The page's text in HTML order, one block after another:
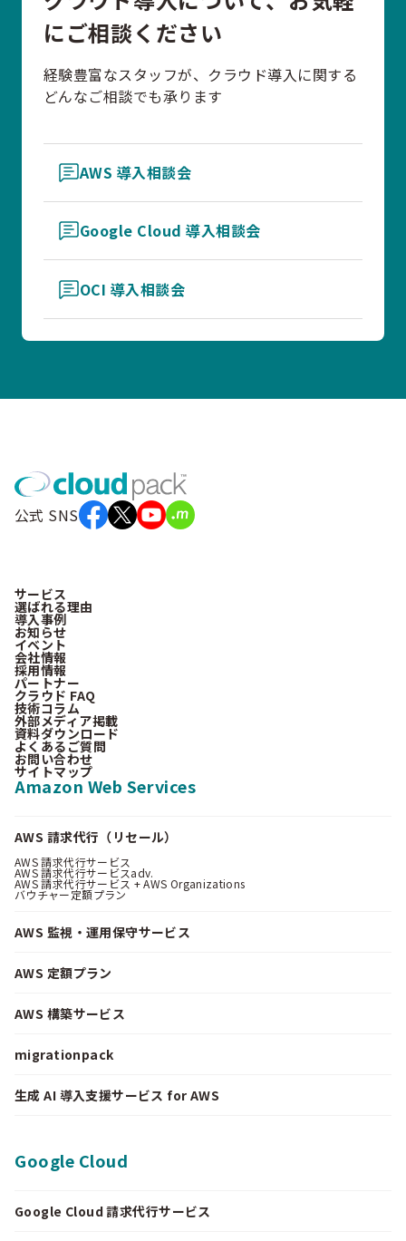
にご相談ください
経験豊富なスタッフが、クラウド導入に関する
どんなご相談でも承ります
AWS 導入相談会
Google Cloud 導入相談会
OCI 導入相談会
公式 SNS
サービス
選ばれる理由
導入事例
お知らせ
イベント
会社情報
採用情報
パートナー
クラウド FAQ
技術コラム
外部メディア掲載
資料ダウンロード
よくあるご質問
お問い合わせ
サイトマップ
Amazon Web Services
AWS 請求代行（リセール）
AWS 請求代行サービス
AWS 請求代行サービスadv.
AWS 請求代行サービス + AWS Organizations
バウチャー定額プラン
AWS 監視・運用保守サービス
AWS 定額プラン
AWS 構築サービス
migrationpack
生成 AI 導入支援サービス for AWS
Google Cloud
Google Cloud 請求代行サービス